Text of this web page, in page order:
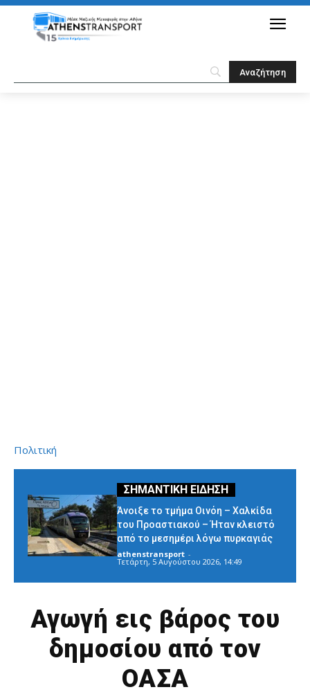
Πολιτική
Άνοιξε το τμήμα Οινόη – Χαλκίδα
του Προαστιακού – Ήταν κλειστό
από το μεσημέρι λόγω πυρκαγιάς
athenstransport -
Τετάρτη, 5 Αυγούστου 2026, 14:49
Αγωγή εις βάρος του
δημοσίου από τον
ΟΑΣΑ